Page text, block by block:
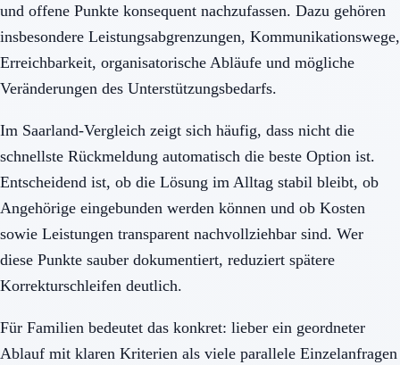
und offene Punkte konsequent nachzufassen. Dazu gehören
insbesondere Leistungsabgrenzungen, Kommunikationswege,
Erreichbarkeit, organisatorische Abläufe und mögliche
Veränderungen des Unterstützungsbedarfs.
Im Saarland-Vergleich zeigt sich häufig, dass nicht die
schnellste Rückmeldung automatisch die beste Option ist.
Entscheidend ist, ob die Lösung im Alltag stabil bleibt, ob
Angehörige eingebunden werden können und ob Kosten
sowie Leistungen transparent nachvollziehbar sind. Wer
diese Punkte sauber dokumentiert, reduziert spätere
Korrekturschleifen deutlich.
Für Familien bedeutet das konkret: lieber ein geordneter
Ablauf mit klaren Kriterien als viele parallele Einzelanfragen